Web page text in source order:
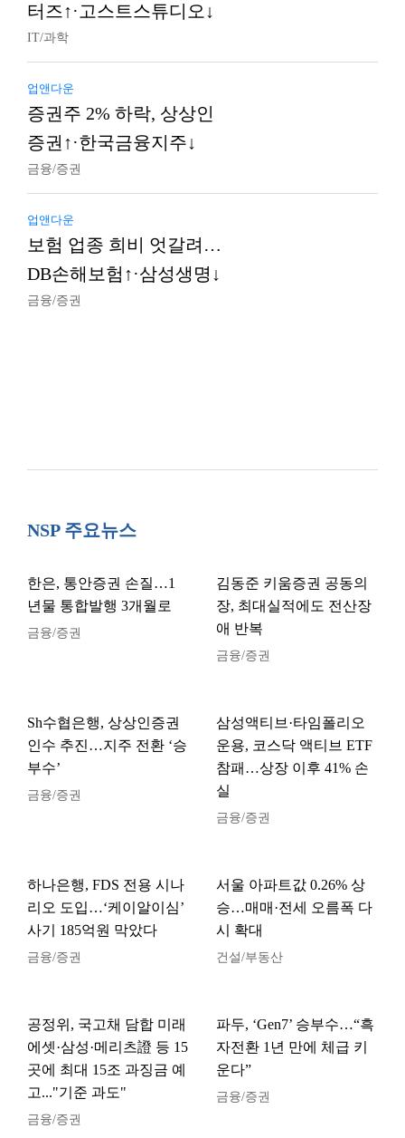
터즈↑·고스트스튜디오↓
IT/과학
업앤다운
증권주 2% 하락, 상상인
증권↑·한국금융지주↓
금융/증권
업앤다운
보험 업종 희비 엇갈려…
DB손해보험↑·삼성생명↓
금융/증권
NSP 주요뉴스
한은, 통안증권 손질…1
년물 통합발행 3개월로
금융/증권
김동준 키움증권 공동의
장, 최대실적에도 전산장
애 반복
금융/증권
Sh수협은행, 상상인증권
인수 추진…지주 전환 ‘승
부수’
금융/증권
삼성액티브·타임폴리오
운용, 코스닥 액티브 ETF
참패…상장 이후 41% 손
실
금융/증권
하나은행, FDS 전용 시나
리오 도입…‘케이알이심’
사기 185억원 막았다
금융/증권
서울 아파트값 0.26% 상
승…매매·전세 오름폭 다
시 확대
건설/부동산
공정위, 국고채 담합 미래
에셋·삼성·메리츠證 등 15
곳에 최대 15조 과징금 예
고..."기준 과도"
금융/증권
파두, ‘Gen7’ 승부수…“흑
자전환 1년 만에 체급 키
운다”
금융/증권